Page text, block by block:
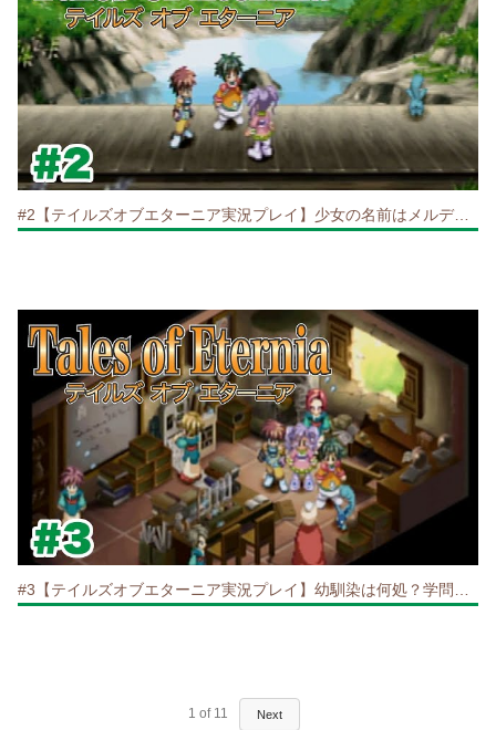
#2【テイルズオブエターニア実況プレイ】少女の名前はメルディ！
#3【テイルズオブエターニア実況プレイ】幼馴染は何処？学問の町ミンツ
1 of 11 Next